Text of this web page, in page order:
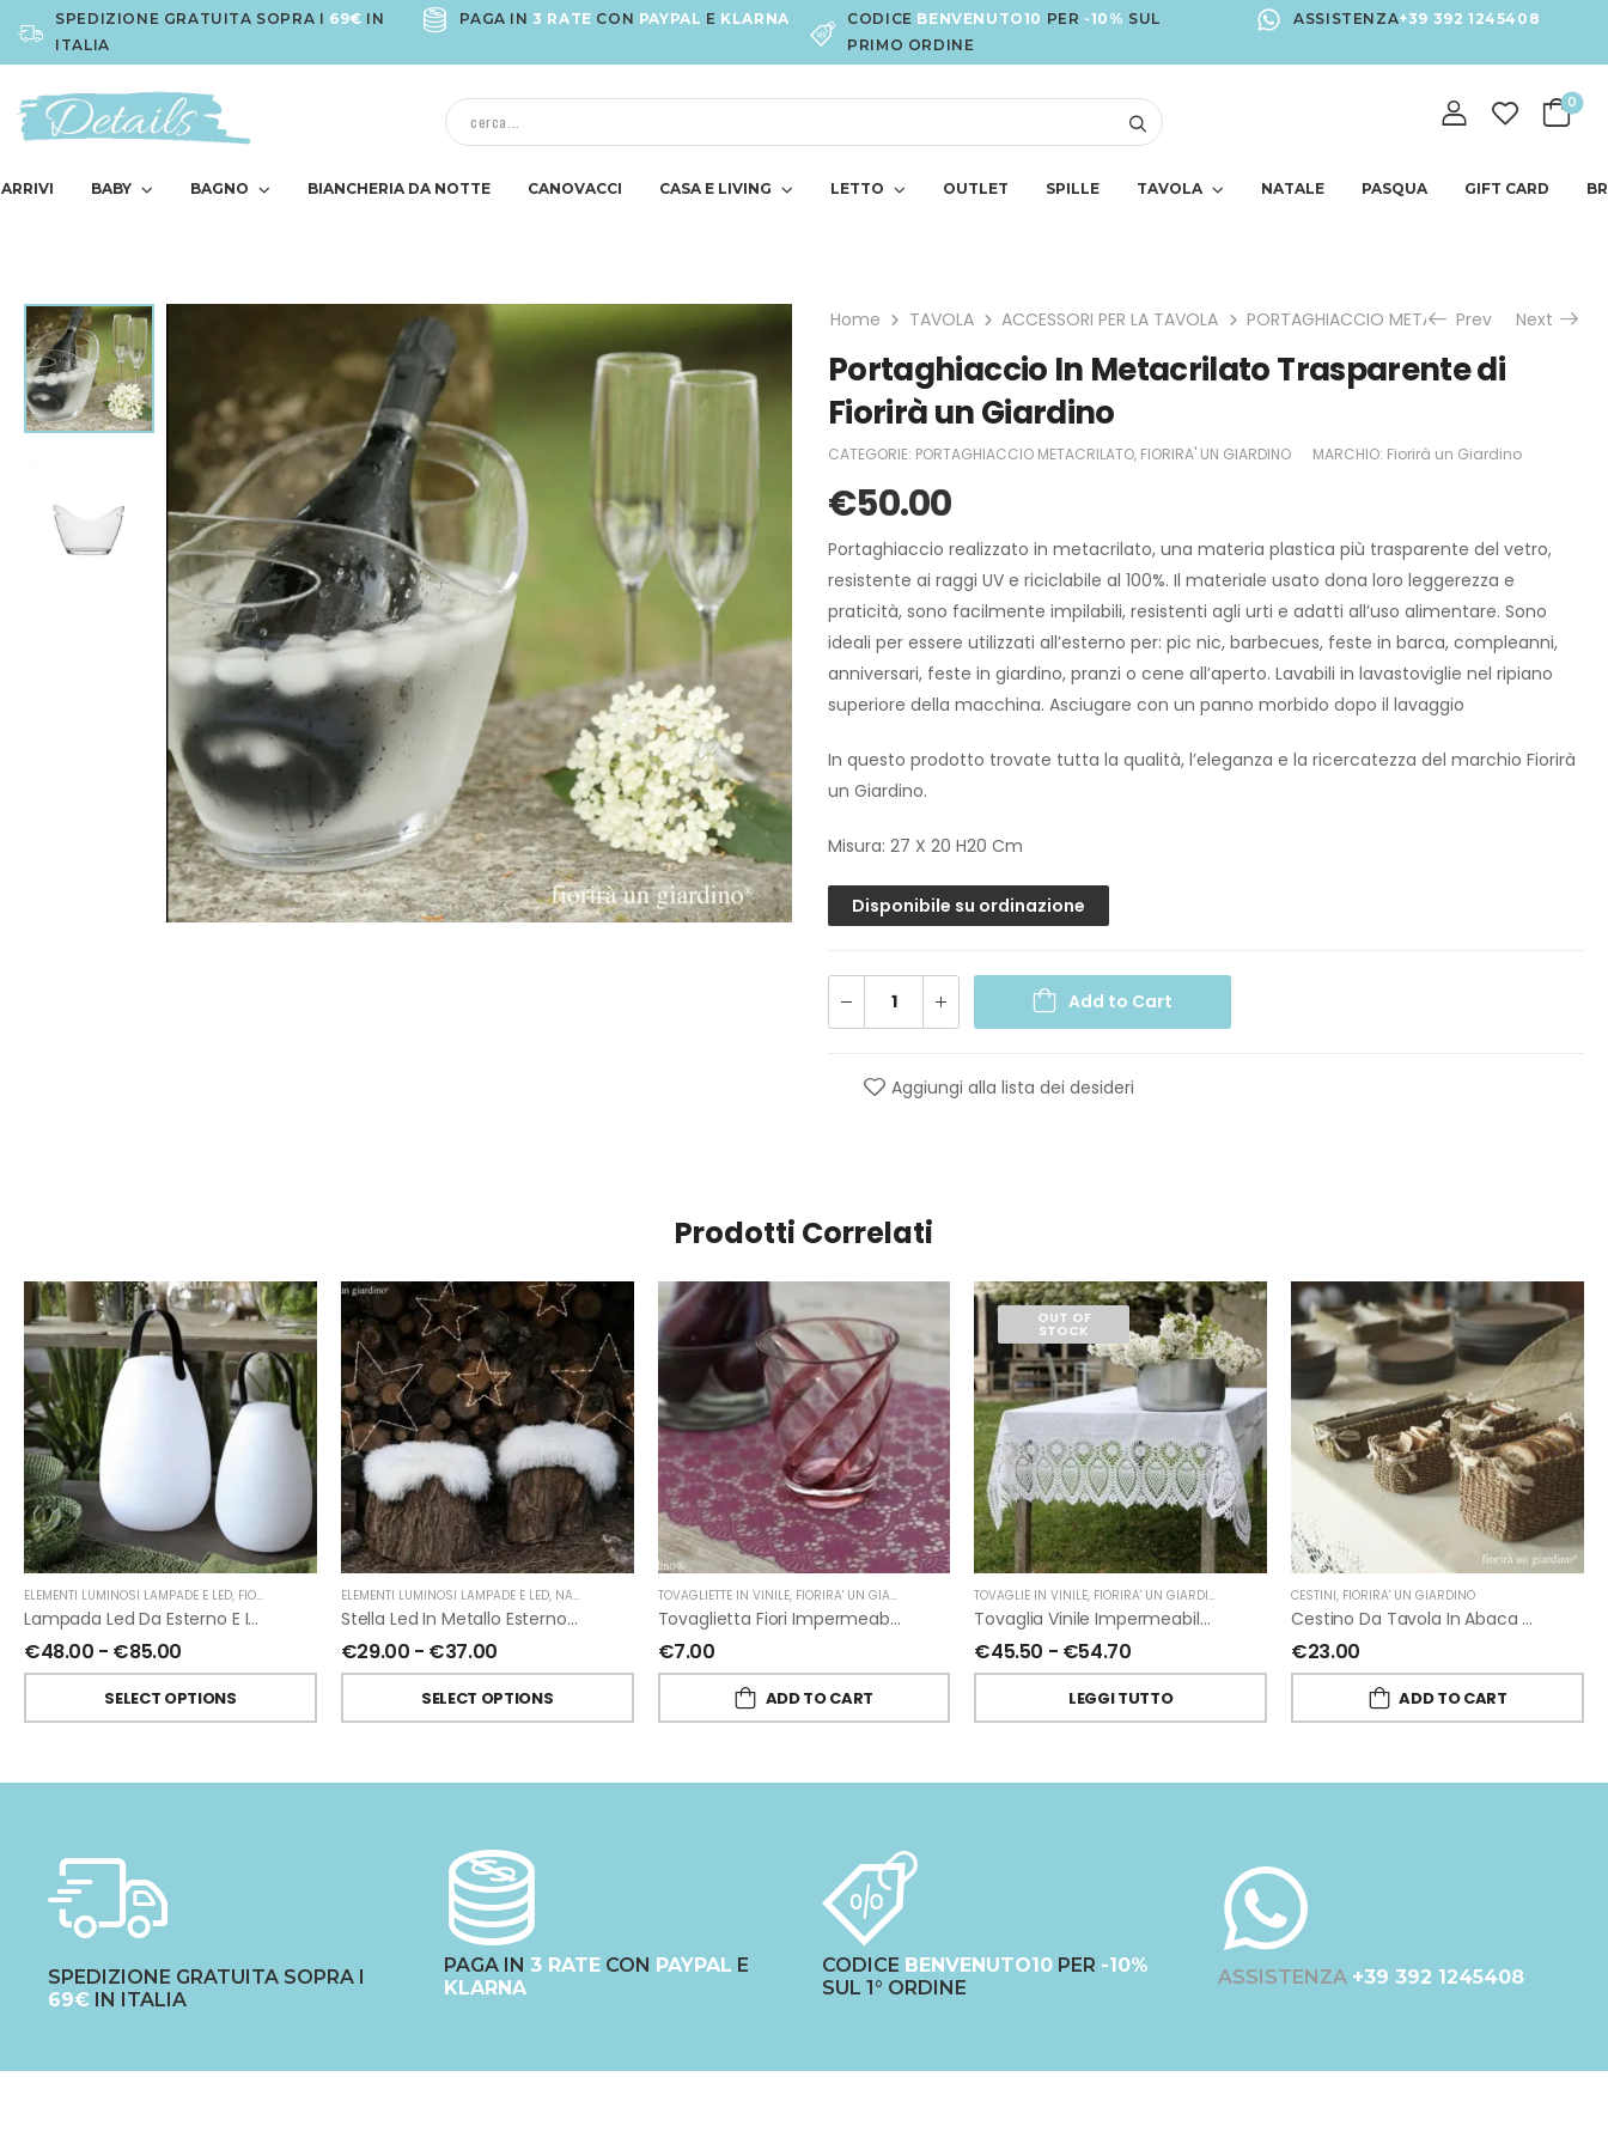
SPEDIZIONE GRATUITA SOPRA I 69€ IN
ITALIA
PAGA IN 3 RATE CON PAYPAL E KLARNA CODICE BENVENUTO10 PER -10% SUL
PRIMO ORDINE
ASSISTENZA+39 392 1245408
0
BABY BAGNO BIANCHERIA DA NOTTE CANOVACCI CASA E LIVING LETTO OUTLET SPILLE TAVOLA NATALE PASQUA GIFT CARD
Home TAVOLA ACCESSORI PER LA TAVOLA PORTAGHIACCIO METACRILATO
Prev Next
Portaghiaccio In Metacrilato Trasparente di
Fiorirà un Giardino
CATEGORIE: PORTAGHIACCIO METACRILATO, FIORIRA' UN GIARDINO MARCHIO: Fiorirà un Giardino
€50.00
Portaghiaccio realizzato in metacrilato, una materia plastica più trasparente del vetro,
resistente ai raggi UV e riciclabile al 100%. Il materiale usato dona loro leggerezza e
praticità, sono facilmente impilabili, resistenti agli urti e adatti all’uso alimentare. Sono
ideali per essere utilizzati all’esterno per: pic nic, barbecues, feste in barca, compleanni,
anniversari, feste in giardino, pranzi o cene all’aperto. Lavabili in lavastoviglie nel ripiano
superiore della macchina. Asciugare con un panno morbido dopo il lavaggio
In questo prodotto trovate tutta la qualità, l’eleganza e la ricercatezza del marchio Fiorirà
un Giardino.
Misura: 27 X 20 H20 Cm
Disponibile su ordinazione
Add to Cart
Aggiungi alla lista dei desideri
Prodotti Correlati
ELEMENTI LUMINOSI LAMPADE E LED, FIORIRA' UN GIARDINO
Lampada Led Da Esterno E Interno Con Manico Nero Ricaricabile USB
€48.00 - €85.00
SELECT OPTIONS
ELEMENTI LUMINOSI LAMPADE E LED, NATALE FIORIRA' UN GIARDINO
Stella Led In Metallo Esterno-Interno
€29.00 - €37.00
SELECT OPTIONS
TOVAGLIETTE IN VINILE, FIORIRA' UN GIARDINO
Tovaglietta Fiori Impermeabile Vinile Ciclamino Piena Di Fiorirà Un Giardino
€7.00
ADD TO CART
OUT OF
STOCK
TOVAGLIE IN VINILE, FIORIRA' UN GIARDINO
Tovaglia Vinile Impermeabile Pizzo Bianco Di Fiorirà Un Giardino
€45.50 - €54.70
LEGGI TUTTO
CESTINI, FIORIRA' UN GIARDINO
Cestino Da Tavola In Abaca Con Fiocchi 8 X 16 H9 Cm
€23.00
ADD TO CART
SPEDIZIONE GRATUITA SOPRA I
69€ IN ITALIA
PAGA IN 3 RATE CON PAYPAL E
KLARNA
CODICE BENVENUTO10 PER -10%
SUL 1° ORDINE
ASSISTENZA +39 392 1245408